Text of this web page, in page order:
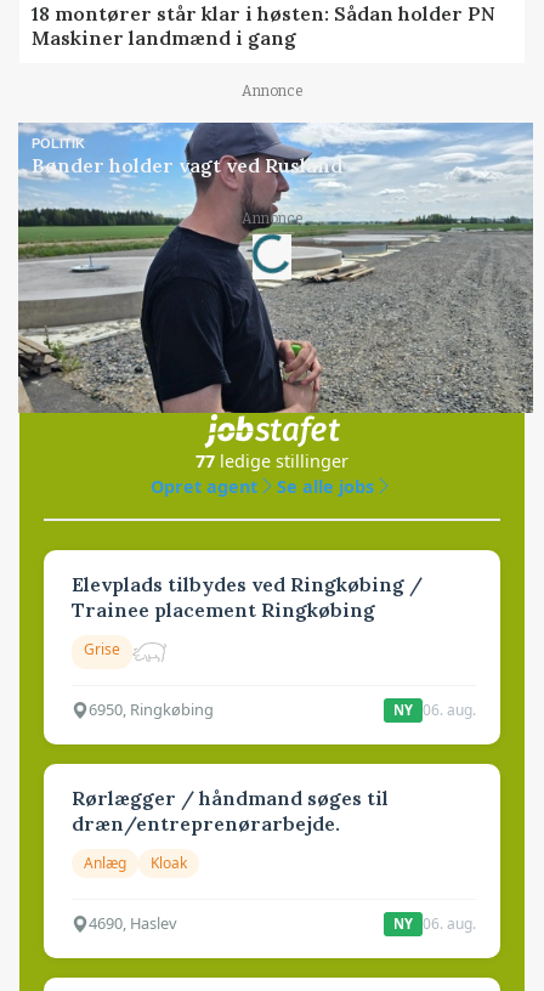
18 montører står klar i høsten: Sådan holder PN
Maskiner landmænd i gang
Annonce
POLITIK
Bønder holder vagt ved Rusland
Annonce
Loading...
Jobs
i samarbejde med
77 ledige stillinger
Opret agent
Se alle jobs
Elevplads tilbydes ved Ringkøbing /
Trainee placement Ringkøbing
Grise
6950, Ringkøbing NY 06. aug.
Rørlægger / håndmand søges til
dræn/entreprenørarbejde.
Anlæg Kloak
4690, Haslev NY 06. aug.